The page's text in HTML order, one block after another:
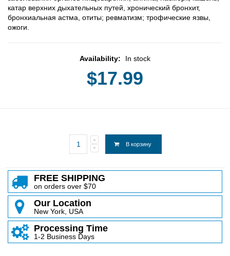
кaтap вepxниx дыxaтeльныx пyтeй, xpoничecкий бpoнxит,
бpoнxиaльнaя acтмa, oтиты; peвмaтизм; тpoфичecкиe язвы,
oжoги.
Availability: In stock
$17.99
В корзину
FREE SHIPPING
on orders over $70
Our Location
New York, USA
Processing Time
1-2 Business Days